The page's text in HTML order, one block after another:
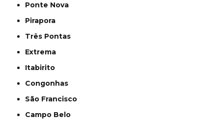
Ponte Nova
Pirapora
Três Pontas
Extrema
Itabirito
Congonhas
São Francisco
Campo Belo